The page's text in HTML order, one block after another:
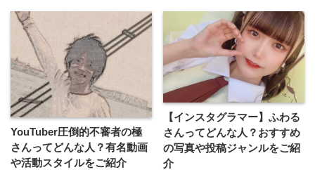
YouTuber圧倒的不審者の極
さんってどんな⼈？有名動画
や活動スタイルをご紹介
【インスタグラマー】ふわる
さんってどんな人？おすすめ
の写真や投稿ジャンルをご紹
介